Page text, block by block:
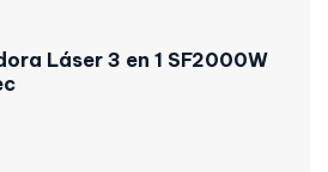
Láser 3 en 1 SF2000W